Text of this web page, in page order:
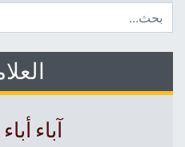
آباءأباء